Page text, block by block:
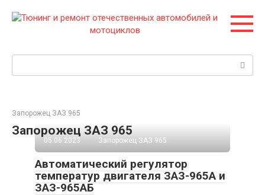
Запорожец ЗАЗ 965
Запорожец ЗАЗ 965
05.06.2023 Запорожец ЗАЗ 965
Автоматический регулятор
температур двигателя ЗАЗ-965А и
ЗАЗ-965АБ